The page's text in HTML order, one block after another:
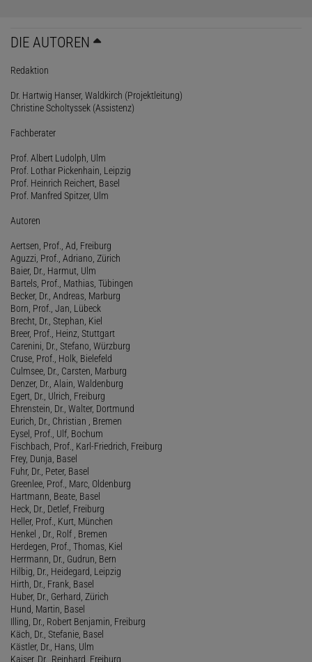
DIE AUTOREN
Redaktion
Dr. Hartwig Hanser, Waldkirch (Projektleitung)
Christine Scholtyssek (Assistenz)
Fachberater
Prof. Albert Ludolph, Ulm
Prof. Lothar Pickenhain, Leipzig
Prof. Heinrich Reichert, Basel
Prof. Manfred Spitzer, Ulm
Autoren
Aertsen, Prof., Ad, Freiburg
Aguzzi, Prof., Adriano, Zürich
Baier, Dr., Harmut, Ulm
Bartels, Prof., Mathias, Tübingen
Becker, Dr., Andreas, Marburg
Born, Prof., Jan, Lübeck
Brecht, Dr., Stephan, Kiel
Breer, Prof., Heinz, Stuttgart
Carenini, Dr., Stefano, Würzburg
Cruse, Prof., Holk, Bielefeld
Culmsee, Dr., Carsten, Marburg
Denzer, Dr., Alain, Waldenburg
Egert, Dr., Ulrich, Freiburg
Ehrenstein, Dr., Walter, Dortmund
Eurich, Dr., Christian , Bremen
Eysel, Prof., Ulf, Bochum
Fischbach, Prof., Karl-Friedrich, Freiburg
Frey, Dunja, Basel
Fuhr, Dr., Peter, Basel
Greenlee, Prof., Marc, Oldenburg
Hartmann, Beate, Basel
Heck, Dr., Detlef, Freiburg
Heller, Prof., Kurt, München
Henkel , Dr., Rolf , Bremen
Herdegen, Prof., Thomas, Kiel
Herrmann, Dr., Gudrun, Bern
Hilbig, Dr., Heidegard, Leipzig
Hirth, Dr., Frank, Basel
Huber, Dr., Gerhard, Zürich
Hund, Martin, Basel
Illing, Dr., Robert Benjamin, Freiburg
Käch, Dr., Stefanie, Basel
Kästler, Dr., Hans, Ulm
Kaiser, Dr., Reinhard, Freiburg